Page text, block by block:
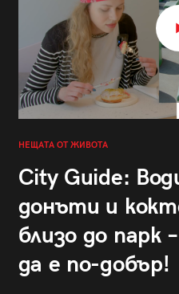
НЕЩАТА ОТ ЖИВОТА
City Guide:
донъти и
близо до парк
да е по-добър!